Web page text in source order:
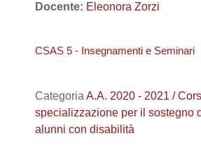
Docente: Eleonora Zorzi
CSAS 5 - Insegnamenti e Seminari
Categoria A.A. 2020 - 2021 /
specializzazione per il sostegno
alunni con disabilità